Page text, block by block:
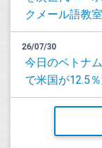
クメール語教室
26/07/30
今日のベトナ
で米国が12.5